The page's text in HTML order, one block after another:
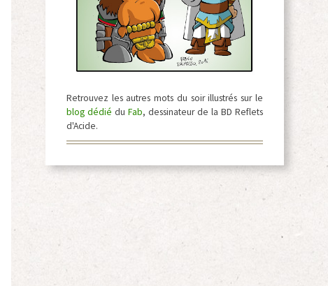
Retrouvez les autres mots du soir illustrés sur le
blog dédié du Fab, dessinateur de la BD Reflets
d'Acide.